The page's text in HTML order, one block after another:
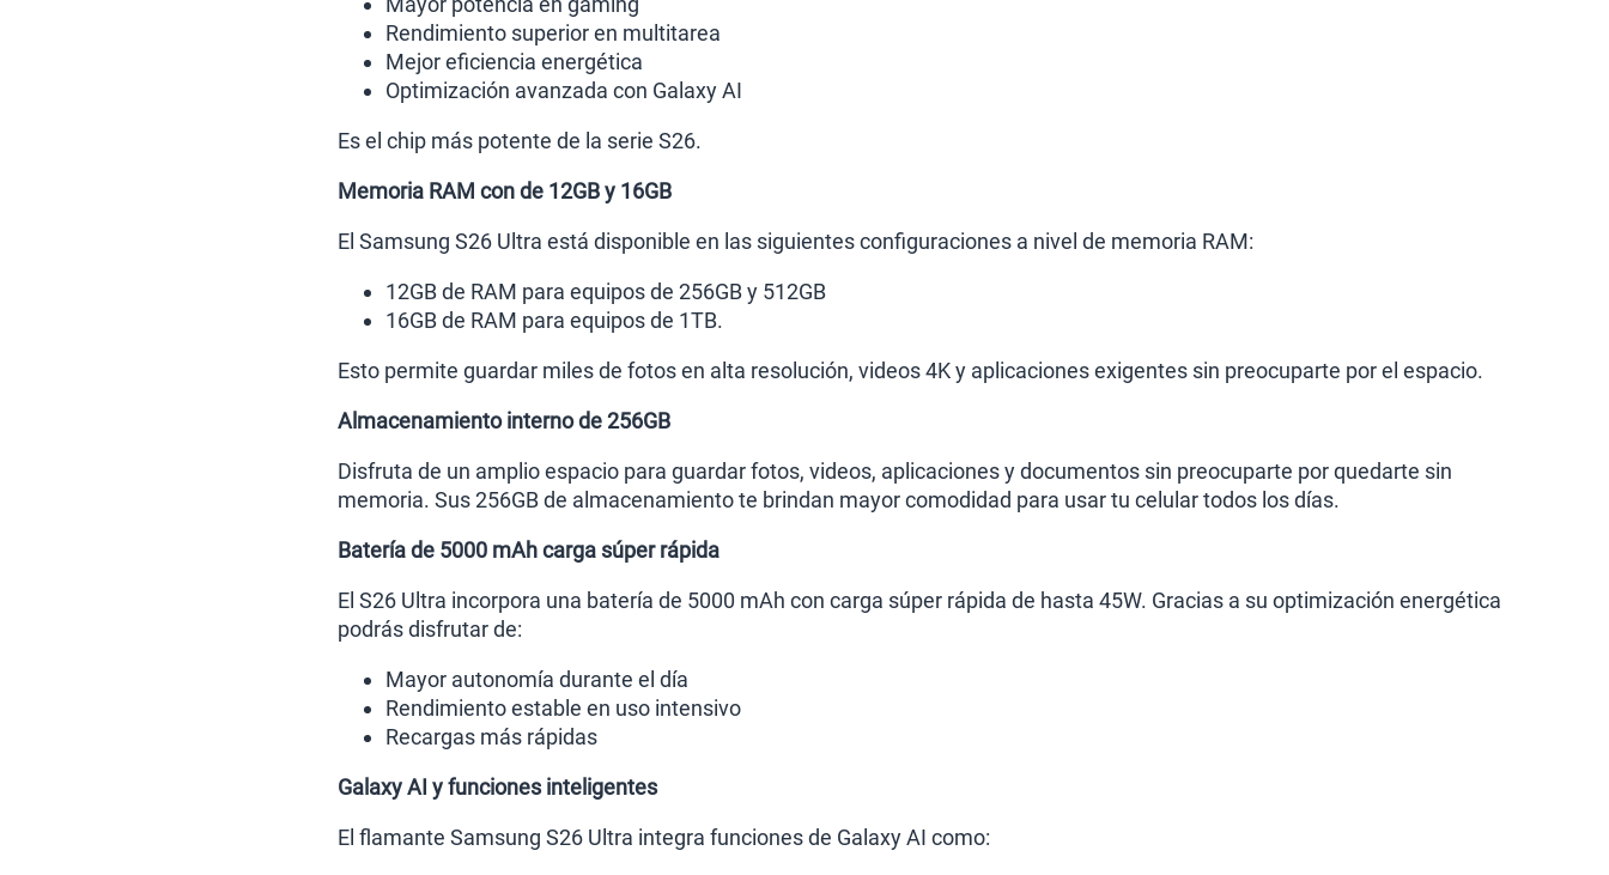
Rendimiento superior en multitarea
Mejor eficiencia energética
Optimización avanzada con Galaxy AI
Es el chip más potente de la serie S26.
Memoria RAM con de 12GB y 16GB
El Samsung S26 Ultra está disponible en las siguientes configuraciones a nivel de memoria RAM:
12GB de RAM para equipos de 256GB y 512GB
16GB de RAM para equipos de 1TB.
Esto permite guardar miles de fotos en alta resolución, videos 4K y aplicaciones exigentes sin preocuparte por el espacio.
Almacenamiento interno de 256GB
Disfruta de un amplio espacio para guardar fotos, videos, aplicaciones y documentos sin preocuparte por quedarte sin
memoria. Sus 256GB de almacenamiento te brindan mayor comodidad para usar tu celular todos los días.
Batería de 5000 mAh carga súper rápida
El S26 Ultra incorpora una batería de 5000 mAh con carga súper rápida de hasta 45W. Gracias a su optimización energética
podrás disfrutar de:
Mayor autonomía durante el día
Rendimiento estable en uso intensivo
Recargas más rápidas
Galaxy AI y funciones inteligentes
El flamante Samsung S26 Ultra integra funciones de Galaxy AI como: